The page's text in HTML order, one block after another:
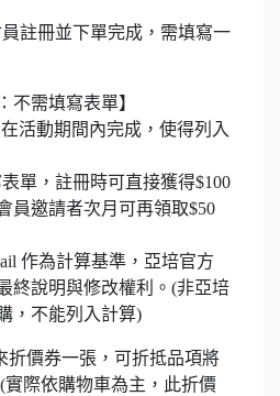
註冊並下單完成，需填寫一
不需填寫表單】
活動期間內完成，使得列入
單，註冊時可直接獲得$100
員邀請者次月可再領取$50
作為計算基準，亞培官方
終說明與修改權利。(非亞培
，不能列入計算)
價券一張，可折抵品項將
際依購物車為主，此折價